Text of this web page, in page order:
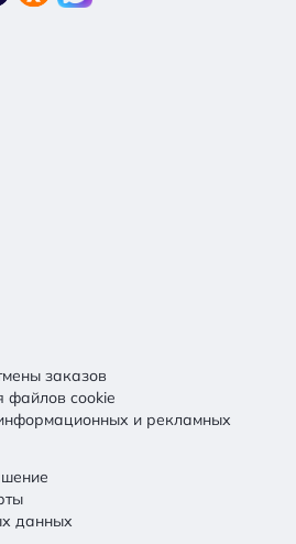
заказов
файлов cookie
и рекламных
данных